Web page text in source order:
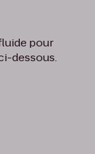
pour
dessous.